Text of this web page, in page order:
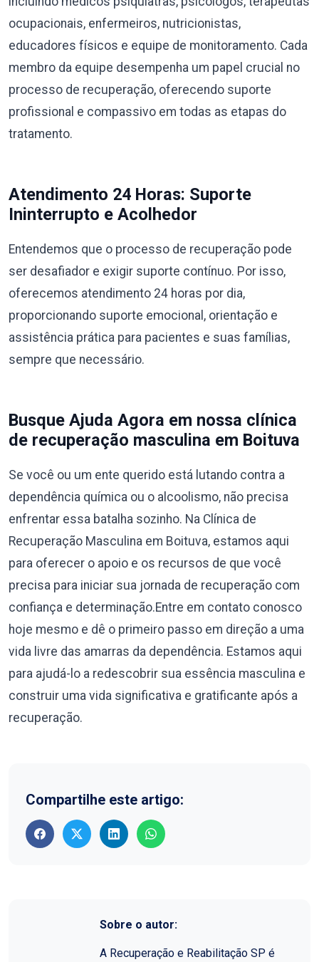
ocupacionais, enfermeiros, nutricionistas,
educadores físicos e equipe de monitoramento. Cada
membro da equipe desempenha um papel crucial no
processo de recuperação, oferecendo suporte
profissional e compassivo em todas as etapas do
tratamento.
Atendimento 24 Horas: Suporte
Ininterrupto e Acolhedor
Entendemos que o processo de recuperação pode
ser desafiador e exigir suporte contínuo. Por isso,
oferecemos atendimento 24 horas por dia,
proporcionando suporte emocional, orientação e
assistência prática para pacientes e suas famílias,
sempre que necessário.
Busque Ajuda Agora em nossa clínica
de recuperação masculina em Boituva
Se você ou um ente querido está lutando contra a
dependência química ou o alcoolismo, não precisa
enfrentar essa batalha sozinho. Na Clínica de
Recuperação Masculina em Boituva, estamos aqui
para oferecer o apoio e os recursos de que você
precisa para iniciar sua jornada de recuperação com
confiança e determinação.Entre em contato conosco
hoje mesmo e dê o primeiro passo em direção a uma
vida livre das amarras da dependência. Estamos aqui
para ajudá-lo a redescobrir sua essência masculina e
construir uma vida significativa e gratificante após a
recuperação.
Compartilhe este artigo:
Sobre o autor:
A Recuperação e Reabilitação SP é